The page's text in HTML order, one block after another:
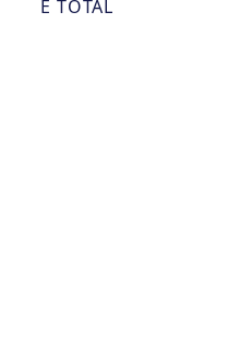
E TOTAL